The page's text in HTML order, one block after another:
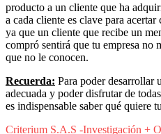
Spots,
Comerciales,
Periodismo,
Revistas,
Magazines
ATL,
BTL,
Periódicos
producto a un cliente que ha
a cada cliente es clave para
ya que un cliente que recibe un
compró sentirá que tu empresa no
que no le conocen.
Recuerda: Para poder desarrollar
adecuada y poder disfrutar de
es indispensable saber qué quiere
Criterium S.A.S -Investigación +